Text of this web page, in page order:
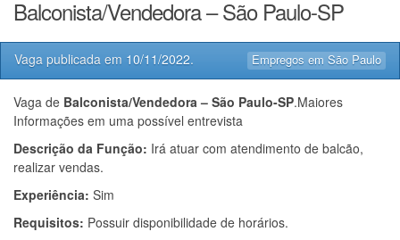
Balconista/Vendedora – São Paulo-SP
Empregos em São Paulo
Vaga publicada em 10/11/2022.
Vaga de Balconista/Vendedora – São Paulo-SP.Maiores
Informações em uma possível entrevista
Descrição da Função: Irá atuar com atendimento de balcão,
realizar vendas.
Experiência: Sim
Requisitos: Possuir disponibilidade de horários.